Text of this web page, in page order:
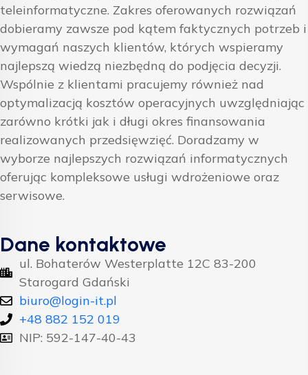
teleinformatyczne. Zakres oferowanych rozwiązań
dobieramy zawsze pod kątem faktycznych potrzeb i
wymagań naszych klientów, których wspieramy
najlepszą wiedzą niezbędną do podjęcia decyzji.
Wspólnie z klientami pracujemy również nad
optymalizacją kosztów operacyjnych uwzględniając
zarówno krótki jak i długi okres finansowania
realizowanych przedsięwzięć. Doradzamy w
wyborze najlepszych rozwiązań informatycznych
oferując kompleksowe usługi wdrożeniowe oraz
serwisowe.
Dane kontaktowe
ul. Bohaterów Westerplatte 12C 83-200
Starogard Gdański
biuro@login-it.pl
+48 882 152 019
NIP: 592-147-40-43